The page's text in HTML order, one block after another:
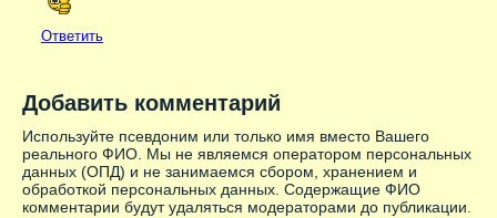
Ответить
Добавить комментарий
Используйте псевдоним или только имя вместо Вашего
реального ФИО. Мы не являемся оператором персональных
данных (ОПД) и не занимаемся сбором, хранением и
обработкой персональных данных. Содержащие ФИО
комментарии будут удаляться модераторами до публикации.